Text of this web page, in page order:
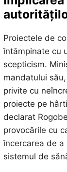
Proiectele de
întâmpinate cu
scepticism.
mandatului
privite cu
proiecte pe
declarat
provocările cu
încercarea de
sistemul de